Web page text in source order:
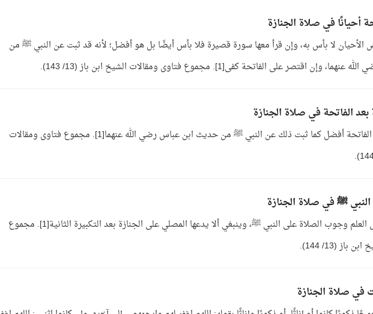
أحيانًا في صلاة الجنازة
الأحيان لا بأس به، وإن قرأ معها سورة قصيرة فلا بأس أيضًا بل هو أفضل؛ لأنه قد ثبت عن النبي ﷺ من
اقتصر على الفاتحة كفى[1]. مجموع فتاوى ومقالات الشيخ ابن باز (13/ 143).
الفاتحة في صلاة الجنازة
ج: قراءة سورة بعد الفاتحة أفضل كما ثبت ذلك عن النبي ﷺ من حديث ابن عباس رضي الله عنهما[1]. مجموع فتاوى ومقالات
ﷺ في صلاة الجنازة
ج: المعروف عند أهل العلم وجوب الصلاة على النبي ﷺ، وينبغي ألا يدعها المصلي على الجنازة بعد التكبيرة الثانية[1]. مجموع
(13/ 144).
في صلاة الجنازة